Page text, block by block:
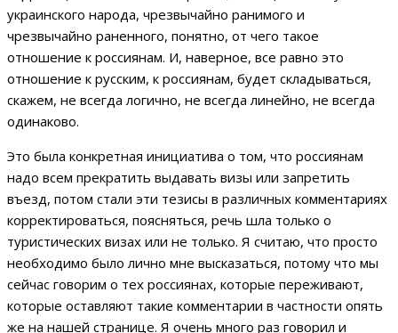
украинского народа, чрезвычайно ранимого и
чрезвычайно раненного, понятно, от чего такое
отношение к россиянам. И, наверное, все равно это
отношение к русским, к россиянам, будет складываться,
скажем, не всегда логично, не всегда линейно, не всегда
одинаково.
Это была конкретная инициатива о том, что россиянам
надо всем прекратить выдавать визы или запретить
въезд, потом стали эти тезисы в различных комментариях
корректироваться, поясняться, речь шла только о
туристических визах или не только. Я считаю, что просто
необходимо было лично мне высказаться, потому что мы
сейчас говорим о тех россиянах, которые переживают,
которые оставляют такие комментарии в частности опять
же на нашей странице. Я очень много раз говорил и